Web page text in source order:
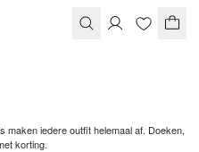
maken iedere outfit helemaal af. Doeken,
korting.